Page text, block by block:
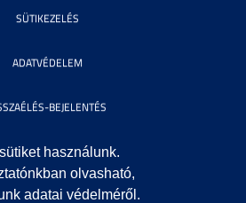
használunk.
olvasható,
adatai védelméről.
SÜTIKEZELÉS
ADATVÉDELEM
BEJELENTÉS
ADATOK
IMPRESSZUM